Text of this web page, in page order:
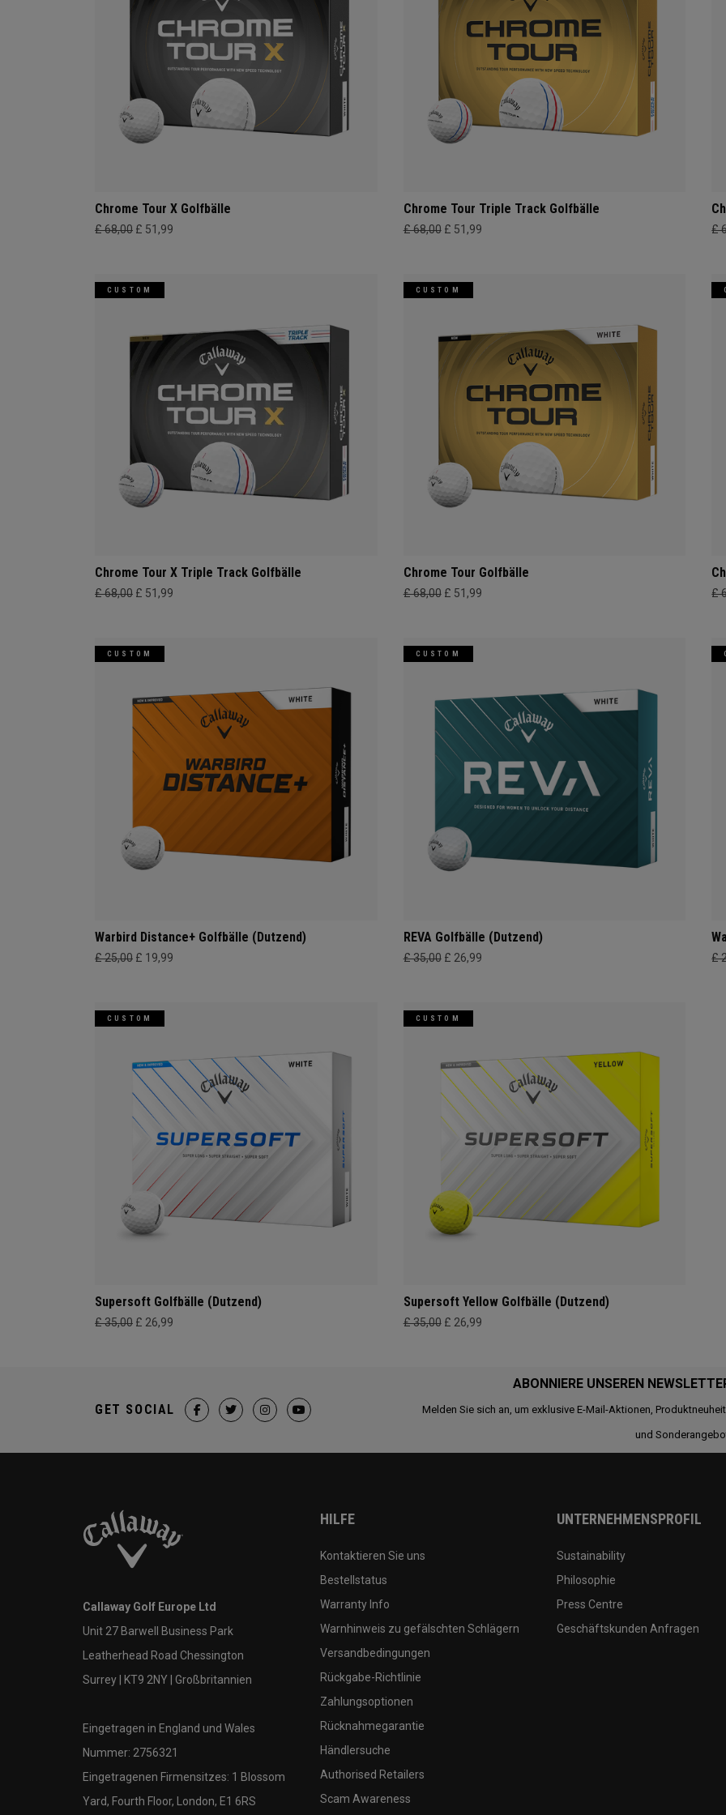
Chrome Tour X Golfbälle
£ 68,00 £ 51,99
Chrome Tour Triple Track Golfbälle
£ 68,00 £ 51,99 £
CUSTOM
Chrome Tour X Triple Track Golfbälle
£ 68,00 £ 51,99
CUSTOM
Chrome Tour Golfbälle
£ 68,00 £ 51,99 £
CUSTOM
Warbird Distance+ Golfbälle (Dutzend)
£ 25,00 £ 19,99
CUSTOM
REVA Golfbälle (Dutzend)
£ 35,00 £ 26,99 £
CUSTOM
Supersoft Golfbälle (Dutzend)
£ 35,00 £ 26,99
CUSTOM
Supersoft Yellow Golfbälle (Dutzend)
£ 35,00 £ 26,99
ABONNIERE UNSEREN
Melden Sie sich an, um exklusive E-Mail-Aktionen,
und
GET SOCIAL
Callaway Golf Europe Ltd
Unit 27 Barwell Business Park
Leatherhead Road Chessington
Surrey | KT9 2NY | Großbritannien
Eingetragen in England und Wales
Nummer: 2756321
Eingetragenen Firmensitzes: 1 Blossom
Yard, Fourth Floor, London, E1 6RS
HILFE
Kontaktieren Sie uns
Bestellstatus
Warranty Info
Warnhinweis zu gefälschten Schlägern
Versandbedingungen
Rückgabe-Richtlinie
Zahlungsoptionen
Rücknahmegarantie
Händlersuche
Authorised Retailers
Scam Awareness
UNTERNEHMENSPROFIL
Sustainability
Philosophie
Press Centre
Geschäftskunden Anfragen